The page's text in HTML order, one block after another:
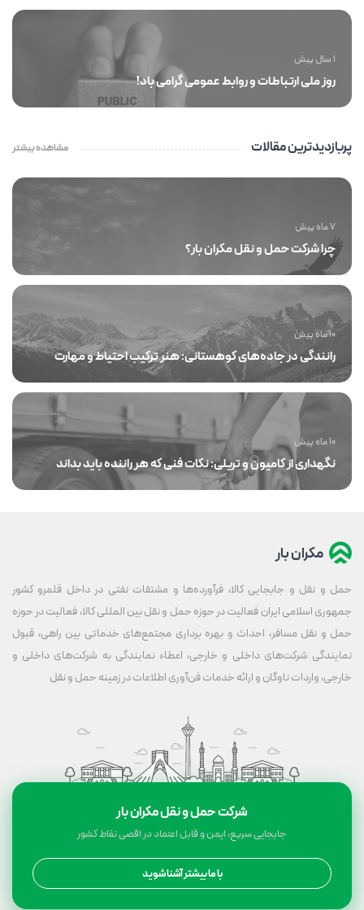
روز ملی ارتباطات و روابط عمومی گرامی باد!
1 سال پیش
پربازدیدترین مقالات مشاهده بیشتر
چرا شرکت حمل و نقل مکران بار؟
7 ماه پیش
رانندگی در جاده‌های کوهستانی: هنر ترکیب احتیاط و مهارت
10 ماه پیش
نگهداری از کامیون و تریلی: نکات فنی که هر راننده باید بداند
10 ماه پیش
مکران بار
حمل و نقل و جابجایی کالا، فرآورده‌ها و مشتقات نفتی در داخل قلمرو کشور
جمهوری اسلامی ایران فعالیت در حوزه حمل و نقل بین المللی کالا، فعالیت در حوزه
حمل و نقل مسافر، احداث و بهره برداری مجتمع‌های خدماتی بین راهی، قبول
نمایندگی شرکت‌های داخلی و خارجی، اعطاء نمایندگی به شرکت‌های داخلی و
خارجی، واردات ناوگان و ارائه خدمات فن‌آوری اطلاعات در زمینه حمل و نقل
شرکت حمل و نقل مکران بار
جابجایی سریع، ایمن و قابل اعتماد در اقصی نقاط کشور
با ما بیشتر آشنا شوید